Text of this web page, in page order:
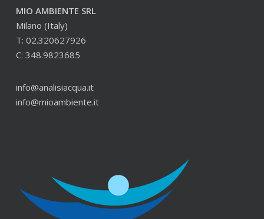
MIO AMBIENTE SRL
Milano (Italy)
T: 02.320627926
C: 348.9823685
info@analisiacqua.it
info@mioambiente.it